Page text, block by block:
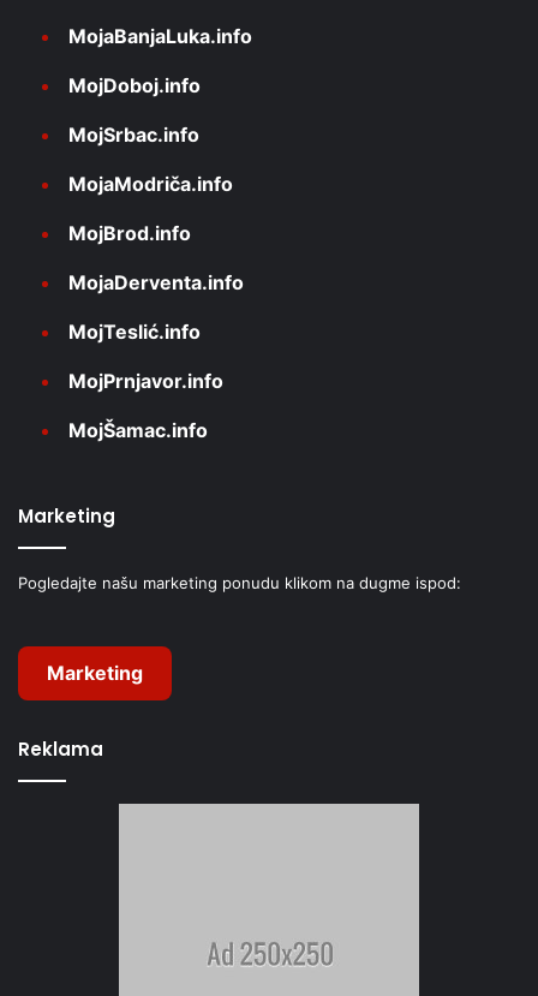
MojaBanjaLuka.info
MojDoboj.info
MojSrbac.info
MojaModriča.info
MojBrod.info
MojaDerventa.info
MojTeslić.info
MojPrnjavor.info
MojŠamac.info
Marketing
Pogledajte našu marketing ponudu klikom na dugme ispod:
Marketing
Reklama